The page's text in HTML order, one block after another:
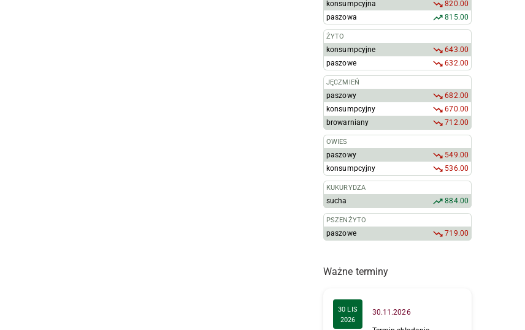
konsumpcyjna
820.00
paszowa
815.00
ŻYTO
konsumpcyjne
643.00
paszowe
632.00
JĘCZMIEŃ
paszowy
682.00
konsumpcyjny
670.00
browarniany
712.00
OWIES
paszowy
549.00
konsumpcyjny
536.00
KUKURYDZA
sucha 884.00
PSZENŻYTO
paszowe 719.00
Ważne terminy
30 LIS
2026
30.11.2026